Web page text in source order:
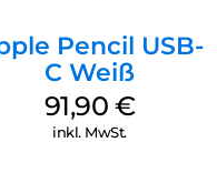
Pencil USB-
C Weiß
91,90 €
inkl. MwSt.